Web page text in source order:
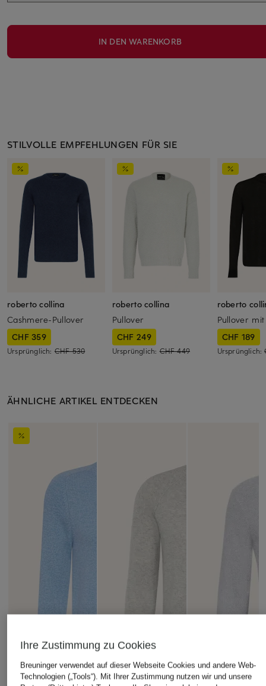
IN DEN WARENKORB
STILVOLLE EMPFEHLUNGEN FÜR SIE
roberto collina
Cashmere-Pullover
CHF 359
Ursprünglich: CHF 530
roberto collina
Pullover
CHF 249
Ursprünglich:CHF 449
roberto
Pullover
CHF 189
Ursprünglich:
ÄHNLICHE ARTIKEL ENTDECKEN
Ihre Zustimmung zu Cookies
Breuninger verwendet auf dieser Webseite Cookies und andere Web-
Technologien („Tools“). Mit Ihrer Zustimmung nutzen wir und unsere